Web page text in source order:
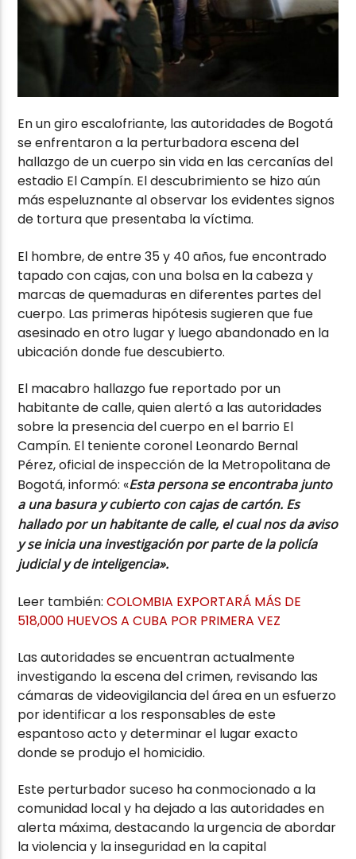
En un giro escalofriante, las autoridades de Bogotá
se enfrentaron a la perturbadora escena del
hallazgo de un cuerpo sin vida en las cercanías del
estadio El Campín. El descubrimiento se hizo aún
más espeluznante al observar los evidentes signos
de tortura que presentaba la víctima.
El hombre, de entre 35 y 40 años, fue encontrado
tapado con cajas, con una bolsa en la cabeza y
marcas de quemaduras en diferentes partes del
cuerpo. Las primeras hipótesis sugieren que fue
asesinado en otro lugar y luego abandonado en la
ubicación donde fue descubierto.
El macabro hallazgo fue reportado por un
habitante de calle, quien alertó a las autoridades
sobre la presencia del cuerpo en el barrio El
Campín. El teniente coronel Leonardo Bernal
Pérez, oficial de inspección de la Metropolitana de
Bogotá, informó: «Esta persona se encontraba junto
a una basura y cubierto con cajas de cartón. Es
hallado por un habitante de calle, el cual nos da aviso
y se inicia una investigación por parte de la policía
judicial y de inteligencia».
Leer también:COLOMBIA EXPORTARÁ MÁS DE
518,000 HUEVOS A CUBA POR PRIMERA VEZ
Las autoridades se encuentran actualmente
investigando la escena del crimen, revisando las
cámaras de videovigilancia del área en un esfuerzo
por identificar a los responsables de este
espantoso acto y determinar el lugar exacto
donde se produjo el homicidio.
Este perturbador suceso ha conmocionado a la
comunidad local y ha dejado a las autoridades en
alerta máxima, destacando la urgencia de abordar
la violencia y la inseguridad en la capital